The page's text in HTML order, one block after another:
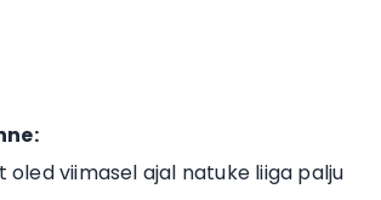
oled viimasel ajal natuke liiga palju